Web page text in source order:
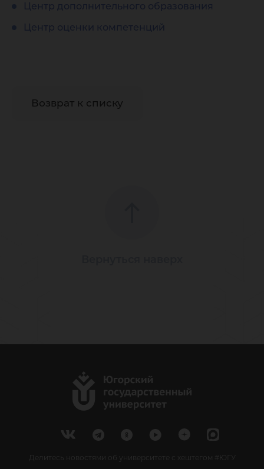
Центр дополнительного образования
Центр оценки компетенций
Возврат к списку
Делитесь новостями об университете с хештегом #ЮГУ